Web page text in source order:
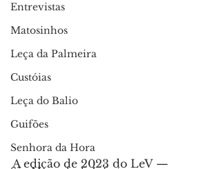
Entrevistas
Matosinhos
Leça da Palmeira
Custóias
Leça do Balio
Guifões
Senhora da Hora
A edição de 2023 do LeV —